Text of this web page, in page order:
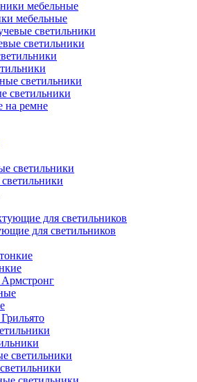
мебельные
светильники
светильники
на ремне
для светильников